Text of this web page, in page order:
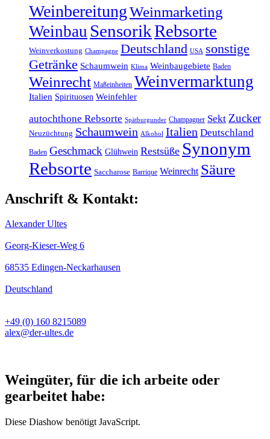
WeinbereitungWeinmarketing
Weinbau SensorikRebsorte
Weinverkostung Champagne Deutschland USA sonstige
Getränke Schaumwein Klima Weinbaugebiete Baden
Weinrecht Maßeinheiten Weinvermarktung
Italien Spirituosen Weinfehler
autochthone Rebsorte Spätburgunder Champagner Sekt Zucker
Neuzüchtung Schaumwein Alkohol Italien Deutschland
Baden Geschmack Glühwein Restsüße Synonym
Rebsorte Saccharose Barrique Weinrecht Säure
Anschrift & Kontakt:
Alexander Ultes
Georg-Kieser-Weg 6
68535 Edingen-Neckarhausen
Deutschland
+49 (0) 160 8215089
alex@der-ultes.de
Weingüter, für die ich arbeite oder
gearbeitet habe:
Diese Diashow benötigt JavaScript.